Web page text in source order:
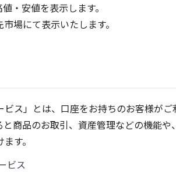
13週移動平均 26週
100
5ヶ月移動平均 25ヶ
100
・安値を表示します。
場にて表示いたします。
ビス」とは、口座をお持ちのお客様が
と商品のお取引、資産管理などの機能
す。
ビス